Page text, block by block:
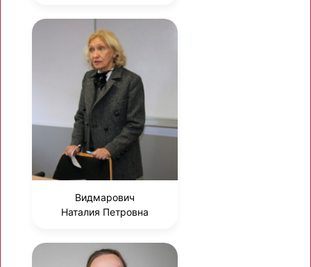
Видмарович
Наталия Петровна